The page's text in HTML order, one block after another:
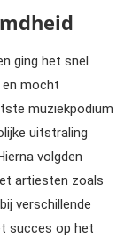
ging het snel
mocht
muziekpodium
uitstraling
volgden
artiesten zoals
verschillende
succes op het